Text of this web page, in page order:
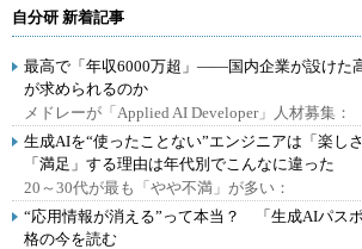
自分研 新着記事
最高で「年収6000万超」――国内企業が設け
が求められるのか
メドレーが「Applied AI Developer」人材募集：
生成AIを“使ったことない”エンジニアは「楽
「満足」する理由は年代別でこんなに違った
20～30代が最も「やや不満」が多い：
“応用情報が消える”って本当？ 「生成AIパス
格の今を読む